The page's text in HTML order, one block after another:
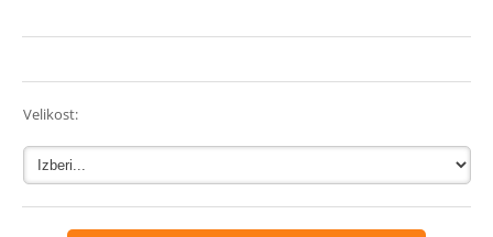
Velikost: